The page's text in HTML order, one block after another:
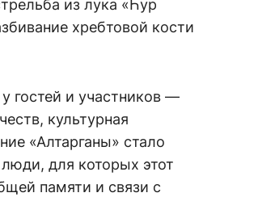
из лука «Һур
хребтовой кости
гостей и участников —
культурная
«Алтарганы» стало
для которых этот
памяти и связи с